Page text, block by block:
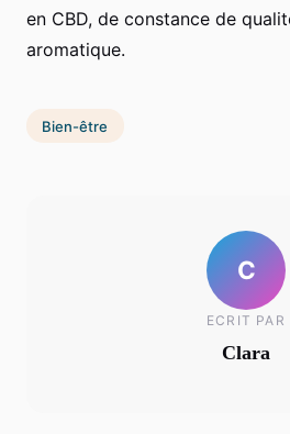
en CBD, de constance de
aromatique.
Bien-être
C
ECRIT PAR
Clara